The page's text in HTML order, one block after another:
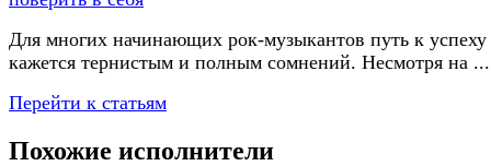
Для многих начинающих рок-музыкантов путь к успеху
кажется тернистым и полным сомнений. Несмотря на ...
Перейти к статьям
Похожие исполнители